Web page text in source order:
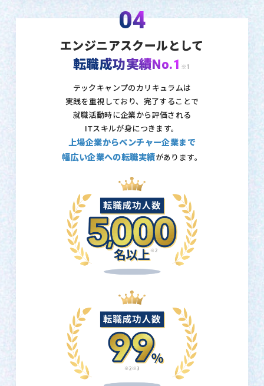
04
エンジニアスクールとして
転職成功実績No.1 ※1
テックキャンプのカリキュラムは
実践を重視しており、 完了することで
就職活動時に企業から評価される
ITスキルが身につきます。
上場企業からベンチャー企業まで
幅広い企業への転職実績があります。